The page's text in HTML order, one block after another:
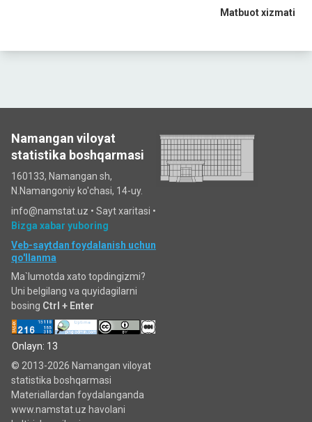
Matbuotxizmati
Namangan viloyat
statistika boshqarmasi
160133, Namangan sh,
N.Namangoniy ko'chasi, 14-uy.
info@namstat.uz • Sayt xaritasi •
Bizga xabar yuboring
Veb-saytdan foydalanish uchun
qo'llanma
Ma`lumotda xato topdingizmi?
Uni belgilang va quyidagilarni
bosing Ctrl + Enter
Onlayn: 13
© 2013-2026 Namangan viloyat
statistika boshqarmasi
Materiallardan foydalanganda
www.namstat.uz havolani